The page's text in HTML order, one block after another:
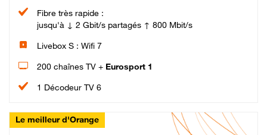
Fibre très rapide :
jusqu'à ↓ 2 Gbit/s partagés ↑ 800 Mbit/s
Livebox S : Wifi 7
200 chaînes TV + Eurosport 1
1 Décodeur TV 6
Le meilleur d'Orange